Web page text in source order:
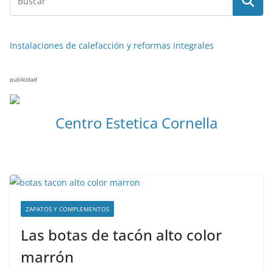
Instalaciones de calefacción y reformas integrales
publicidad
Centro Estetica Cornella
ZAPATOS Y COMPLEMENTOS
Las botas de tacón alto color
marrón